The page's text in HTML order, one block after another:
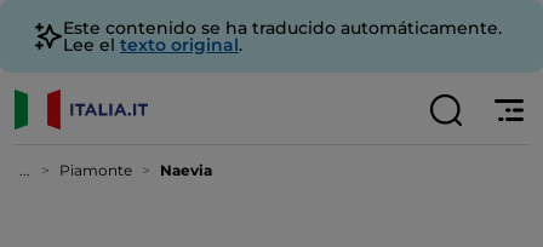
Este contenido se ha traducido automáticamente.
Lee el texto original.
... Piamonte Naevia